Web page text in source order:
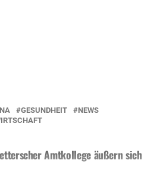
GESUNDHEIT
NEWS
Amtkollege äußern sich